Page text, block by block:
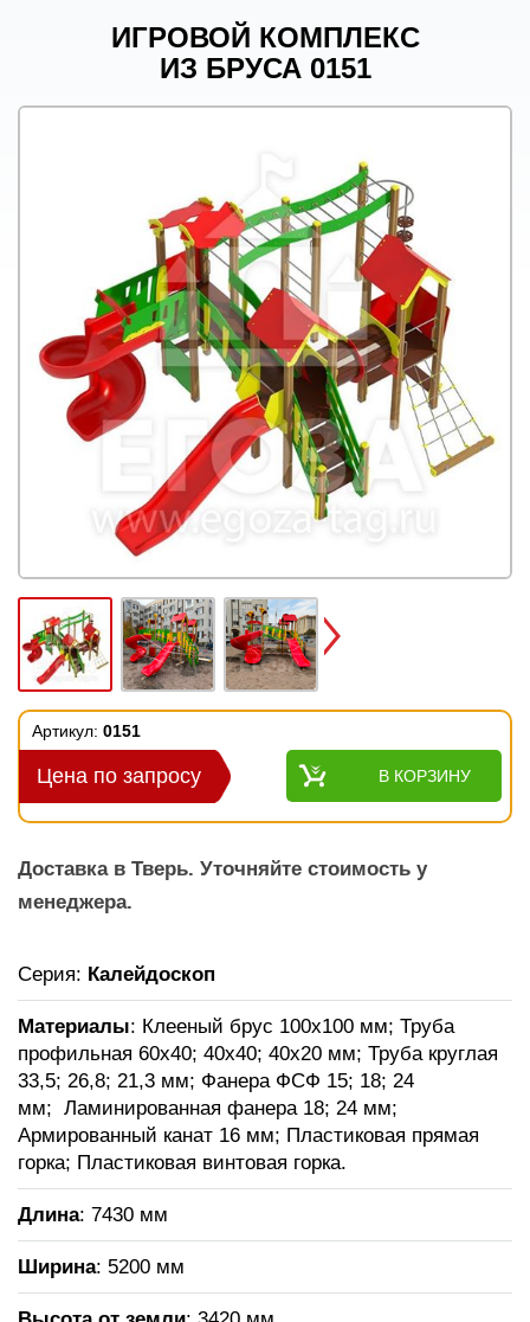
ИГРОВОЙ КОМПЛЕКС
ИЗ БРУСА 0151
Next
Артикул: 0151
Цена по запросу В КОРЗИНУ
Доставка в Тверь. Уточняйте стоимость у
менеджера.
Серия: Калейдоскоп
Материалы: Клееный брус 100х100 мм; Труба
профильная 60х40; 40х40; 40х20 мм; Труба круглая
33,5; 26,8; 21,3 мм; Фанера ФСФ 15; 18; 24
мм; Ламинированная фанера 18; 24 мм;
Армированный канат 16 мм; Пластиковая прямая
горка; Пластиковая винтовая горка.
Длина: 7430 мм
Ширина: 5200 мм